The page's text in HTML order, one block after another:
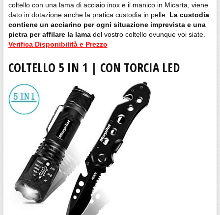
coltello con una lama di acciaio inox e il manico in Micarta, viene
dato in dotazione anche la pratica custodia in pelle. La custodia
contiene un acciarino per ogni situazione imprevista e una
pietra per affilare la lamadel vostro coltello ovunque voi siate.
Verifica Disponibilità e Prezzo
COLTELLO 5 IN 1 | CON TORCIA LED